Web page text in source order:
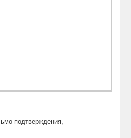
подтверждения,